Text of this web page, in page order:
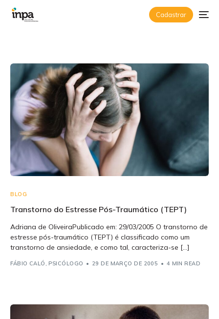
Cadastrar
BLOG
Transtorno do Estresse Pós-Traumático (TEPT)
Adriana de OliveiraPublicado em: 29/03/2005 O transtorno de
estresse pós-traumático (TEPT) é classificado como um
transtorno de ansiedade, e como tal, caracteriza-se […]
FÁBIO CALÓ, PSICÓLOGO 29 DE MARÇO DE 2005 4 MIN READ